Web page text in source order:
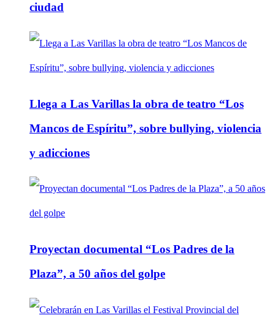
ciudad
Llega a Las Varillas la obra de teatro “Los
Mancos de Espíritu”, sobre bullying, violencia
y adicciones
Proyectan documental “Los Padres de la
Plaza”, a 50 años del golpe